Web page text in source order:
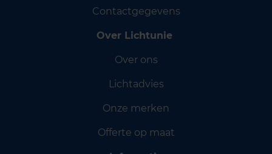
Contactgegevens
Over Lichtunie
Over ons
Lichtadvies
Onze merken
Offerte op maat